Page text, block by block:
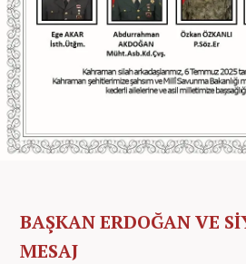
BAŞKAN ERDOĞAN VE
MESAJ